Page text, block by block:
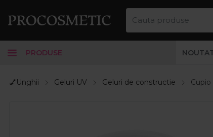
PRODUSE
💅Unghii Geluri UV Geluri de constructie